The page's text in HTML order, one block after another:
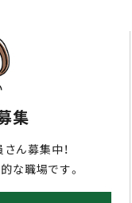
集
ん募集中！
な職場です。